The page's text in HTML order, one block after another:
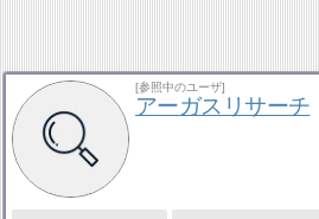
[参照中のユーザ]
アーガスリサーチ